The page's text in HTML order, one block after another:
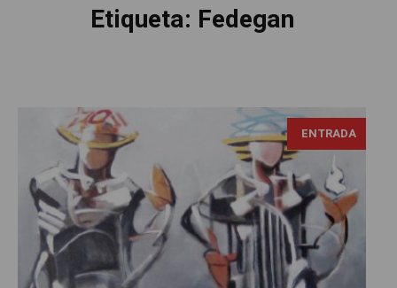
Etiqueta: Fedegan
ENTRADA